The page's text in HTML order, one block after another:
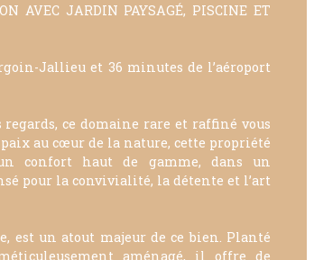
AVEC JARDIN PAYSAGÉ, PISCINE ET
Jallieu et 36 minutes de l’aéroport
ce domaine rare et raffiné vous
au cœur de la nature, cette propriété
confort haut de gamme, dans un
pour la convivialité, la détente et l’art
est un atout majeur de ce bien. Planté
aménagé, il offre de